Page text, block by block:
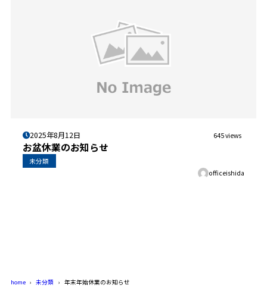
2025年8月12日 645 views
お盆休業のお知らせ
未分類
officeishida
home 未分類 年末年始休業のお知らせ